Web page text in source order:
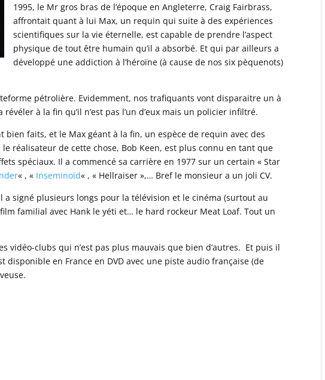
1995, le Mr gros bras de l’époque en Angleterre, Craig Fairbrass,
affrontait quant à lui Max, un requin qui suite à des expériences
scientifiques sur la vie éternelle, est capable de prendre l’aspect
physique de tout être humain qu’il a absorbé. Et qui par ailleurs a
développé une addiction à l’héroïne (à cause de nos six pèquenots)
pétrolière. Evidemment, nos trafiquants vont disparaitre un à
à la fin qu’il n’est pas l’un d’eux mais un policier infiltré.
faits, et le Max géant à la fin, un espèce de requin avec des
réalisateur de cette chose, Bob Keen, est plus connu en tant que
spéciaux. Il a commencé sa carrière en 1977 sur un certain « Star
« , « Inseminoid« , « Hellraiser »,… Bref le monsieur a un joli CV.
a signé plusieurs longs pour la télévision et le cinéma (surtout au
familial avec Hank le yéti et… le hard rockeur Meat Loaf. Tout un
vidéo-clubs qui n’est pas plus mauvais que bien d’autres. Et puis il
disponible en France en DVD avec une piste audio française (de